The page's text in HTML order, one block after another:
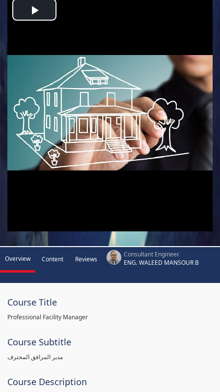
Play
Overview Content Reviews
Consultant Engineer.
ENG. WALEED MANSOUR B
Course Title
Professional Facility Manager
Course Subtitle
مدير المرافق المحترف
Course Description